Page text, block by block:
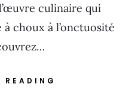
culinaire qui
choux à l’onctuosité
READING